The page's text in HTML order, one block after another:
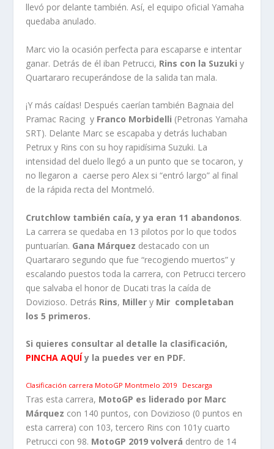
llevó por delante también. Así, el equipo oficial Yamaha
quedaba anulado.
Marc vio la ocasión perfecta para escaparse e intentar
ganar. Detrás de él iban Petrucci, Rins con la Suzuki y
Quartararo recuperándose de la salida tan mala.
¡Y más caídas! Después caerían también Bagnaia del
Pramac Racing y Franco Morbidelli (Petronas Yamaha
SRT). Delante Marc se escapaba y detrás luchaban
Petrux y Rins con su hoy rapidísima Suzuki. La
intensidad del duelo llegó a un punto que se tocaron, y
no llegaron a caerse pero Alex si “entró largo” al final
de la rápida recta del Montmeló.
Crutchlow también caía, y ya eran 11 abandonos.
La carrera se quedaba en 13 pilotos por lo que todos
puntuarían. Gana Márquez destacado con un
Quartararo segundo que fue “recogiendo muertos” y
escalando puestos toda la carrera, con Petrucci tercero
que salvaba el honor de Ducati tras la caída de
Dovizioso. Detrás Rins, Millery Mir completaban
los 5 primeros.
Si quieres consultar al detalle la clasificación,
PINCHA AQUÍy la puedes ver en PDF.
Clasificación carrera MotoGP Montmelo 2019 Descarga
Tras esta carrera, MotoGP es liderado por Marc
Márquez con 140 puntos, con Dovizioso (0 puntos en
esta carrera) con 103, tercero Rins con 101y cuarto
Petrucci con 98. MotoGP 2019 volverá dentro de 14